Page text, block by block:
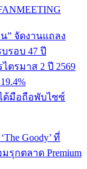
” จัดงานแถลง
รอบ 47 ปี
ตรมาส 2 ปี 2569
ด้มือถือพับไซซ์